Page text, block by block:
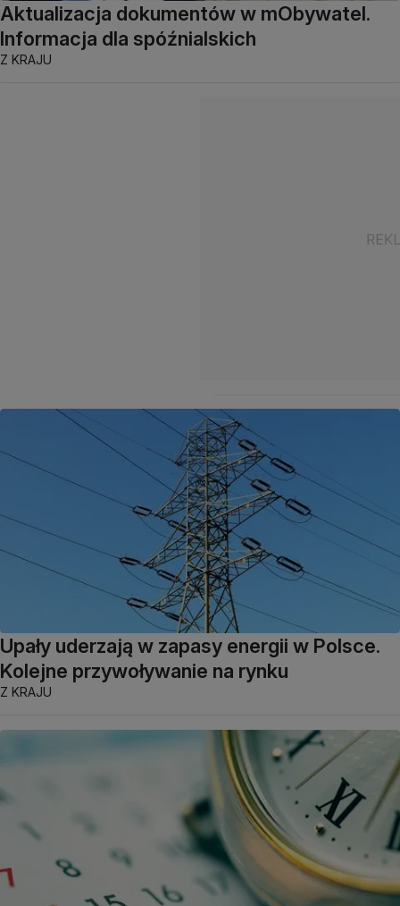
Aktualizacja dokumentów w mObywatel.
Informacja dla spóźnialskich
Z KRAJU
Upały uderzają w zapasy energii w Polsce.
Kolejne przywoływanie na rynku
Z KRAJU